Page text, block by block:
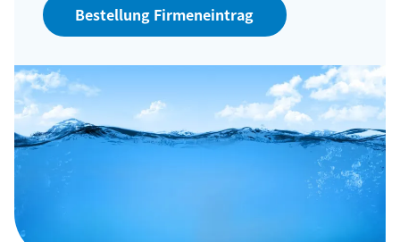
Bestellung Firmeneintrag